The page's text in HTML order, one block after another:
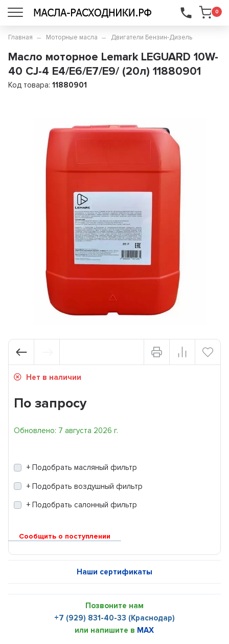
0
...
Главная Моторные масла Двигатели Бензин-Дизель
Масло моторное Lemark LEGUARD 10W-
40 CJ-4 E4/E6/E7/E9/ (20л) 11880901
Код товара:11880901
Нет в наличии
По запросу
Обновлено: 7 августа 2026 г.
+ Подобрать масляный фильтр
+ Подобрать воздушный фильтр
+ Подобрать салонный фильтр
Сообщить о поступлении
Наши сертификаты
Позвоните нам
+7 (929) 831-40-33 (Краснодар)
или напишите в MAX